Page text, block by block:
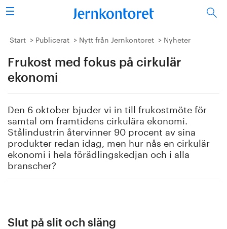
Sök
Stålindustrin
Vision 2050
Energi/miljö
Vi tycker
Publicerat
Om oss
Start Publicerat Nytt från Jernkontoret Nyheter
Frukost med fokus på cirkulär
ekonomi
Den 6 oktober bjuder vi in till frukostmöte för
samtal om framtidens cirkulära ekonomi.
Stålindustrin återvinner 90 procent av sina
produkter redan idag, men hur nås en cirkulär
ekonomi i hela förädlingskedjan och i alla
branscher?
Slut på slit och släng